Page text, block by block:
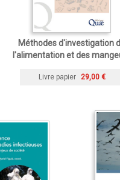
Méthodes d'investigation
l'alimentation et des
Livre papier 29,00 €